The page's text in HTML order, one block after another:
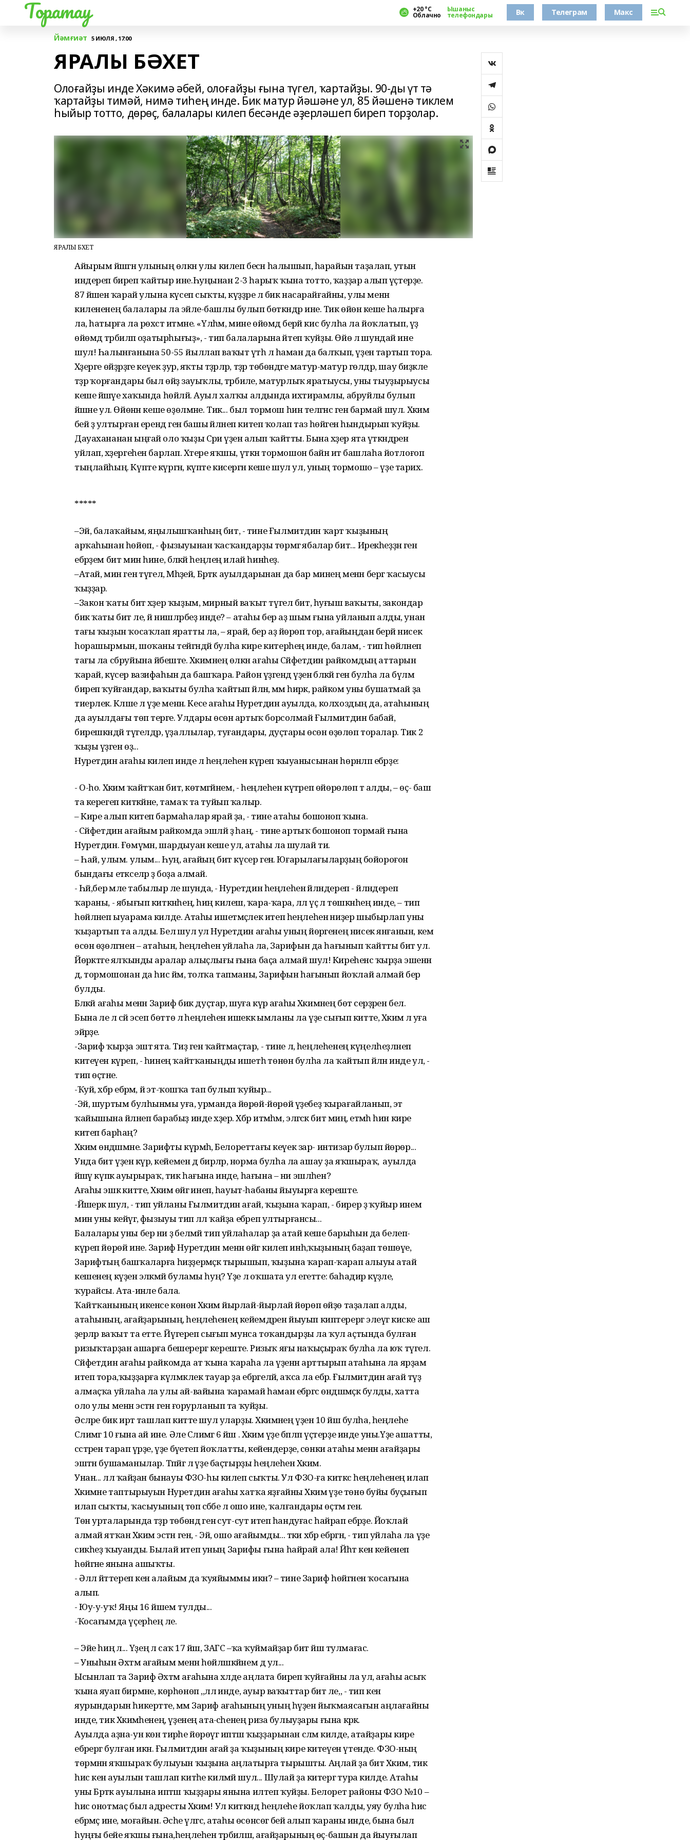
Торатау +20 °С
Облачно
Ышаныс
телефондары Вк Телеграм Макс
Йәмғиәт 5 ИЮЛЯ , 17:00
ЯРАЛЫ БӘХЕТ
Олоғайҙы инде Хәкимә әбей, олоғайҙы ғына түгел, ҡартайҙы. 90-ды үт тә
ҡартайҙы тимәй, нимә тиһең инде. Бик матур йәшәне ул, 85 йәшенә тиклем
һыйыр тотто, дөрөҫ, балалары килеп бесәнде әҙерләшеп биреп торҙолар.
ЯРАЛЫ БӘХЕТ
Айырым йәшәгән улының өлкән улы килеп бесән һалышып, һарайын таҙалап, утын
индереп биреп ҡайтыр ине.Һуңынан 2-3 һарыҡ ҡына тотто, ҡаҙҙар алып үҫтерҙе.
87 йәшенә ҡарай улына күсеп сыҡты, күҙҙәре лә бик насарайғайны, улы менән
килененең балалары ла эйәле-башлы булып бөткәндәр ине. Тик өйөнә кеше һалырға
ла, һатырға ла рөхсәт итмәне. «Үлһәм, мине өйөмдә берәй кис булһа ла йоҡлатып, үҙ
өйөмдә тәрбиәләп оҙатырһығыҙ», - тип балаларына әйтеп ҡуйҙы. Өйө лә шундай ине
шул! Һалынғанына 50-55 йыллап ваҡыт үтһә лә һаман да балҡып, үҙенә тартып тора.
Хәҙерге өйҙәрҙәге кеүек ҙур, яҡты тәҙрәләр, тәҙрә төбөндәге матур-матур гөлдәр, шау биҙәкле
тәҙрә ҡорғандары был өйҙә зауыҡлы, тәрбиәле, матурлыҡ яратыусы, уны тыуҙырыусы
кеше йәшәүе хаҡында һөйләй. Ауыл халҡы алдында ихтирамлы, абруйлы булып
йәшәне ул. Өйөнән кеше өҙөлмәне. Тик... был тормош һин теләгәнсә генә бармай шул. Хәкимә
әбей ҙә ултырған ерендә генә башы әйләнеп китеп ҡолап таз һөйәген һындырып ҡуйҙы.
Дауахананан ыңғай оло ҡыҙы Сәриә үҙенә алып ҡайтты. Бына хәҙер ята үткәндәрен
уйлап, хәҙергеһен барлап. Хәтере яҡшы, үткән тормошон байән итә башлаһа йотлоғоп
тыңлайһың. Күпте күргән, күпте кисергән кеше шул ул, уның тормошо – үҙе тарих.
*****
–Эй, балаҡайым, яңылышҡанһың бит, - тине Ғылмитдин ҡарт ҡыҙының
арҡаһынан һөйөп, - фызыуынан ҡасҡандарҙы төрмәгә ябалар бит... Ирекһеҙҙән генә
ебәрҙем бит мин һине, бәләкәй һеңлең илай һинһеҙ.
–Атай, мин генә түгел, Мәһәҙей, Брәтәк ауылдарынан да бар минең менән бергә ҡасыусы
ҡыҙҙар.
–Закон ҡаты бит хәҙер ҡыҙым, мирный ваҡыт түгел бит, һуғыш ваҡыты, закондар
бик ҡаты бит әле, йә нишләрбеҙ инде? – атаһы бер аҙ шым ғына уйланып алды, унан
тағы ҡыҙын ҡосаҡлап яратты ла, – ярай, бер аҙ йөрөп тор, ағайыңдан берәй нисек
һорашырмын, шоҡаны тейгәндәй булһа кире китерһең инде, балам, - тип һөйләнеп
тағы ла сбруйына йәбеште. Хәкимәнең өлкән ағаһы Сәйфетдин райкомдың аттарын
ҡарай, күсер вазифаһын да башҡара. Район үҙәгендә үҙенә бәләкәй генә булһа ла бүлмә
биреп ҡуйғандар, ваҡыты булһа ҡайтып әйләнә, әммә һирәк, райком уны бушатмай ҙа
тиерлек. Кәләше лә үҙе менән. Кесе ағаһы Нуретдин ауылда, колхоздың да, атаһының
да ауылдағы төп терәге. Улдары өсөн артыҡ борсолмай Ғылмитдин бабай,
бирешкәндәй түгелдәр, үҙаллылар, туғандары, дуҫтары өсөн өҙөлөп торалар. Тик 2
ҡыҙы үҙәген өҙә...
Нуретдин ағаһы килеп инде лә һеңлеһен күреп ҡыуанысынан һөрәнләп ебәрҙе:
- О-һо. Хәкимә ҡайтҡан бит, көтмәгәйнем, - һеңлеһен күтәреп өйөрөлөп тә алды, – өҫ- баш
та керегеп киткәйне, тамаҡ та туйып ҡалыр.
– Кире алып китеп бармаһалар ярай ҙа, - тине атаһы бошоноп ҡына.
- Сәйфетдин ағайым райкомда эшләй ҙә һаң, - тине артыҡ бошоноп тормай ғына
Нуретдин. Ғөмүмән, шардыуан кеше ул, атаһы ла шулай ти.
– Һай, улым. улым... Һуң, ағайың бит күсер генә. Юғарылағыларҙың бойороғон
бындағы етәкселәр ҙә боҙа алмай.
- Һәй,бер әмәле табылыр әле шунда, - Нуретдин һеңлеһен әйләндереп - әйләндереп
ҡараны, - ябығып киткәнһең, һиңә килешә, ҡара-ҡара, әллә үҫә лә төшкәнһең инде, – тип
һөйләнеп ыуарама килде. Атаһы ишетмәҫлек итеп һеңлеһенә ниҙер шыбырлап уны
ҡыҙартып та алды. Белә шул ул Нуретдин ағаһы уның йөрәгенең нисек янғанын, кем
өсөн өҙөлгәнен – атаһын, һеңлеһен уйлаһа ла, Зарифын да һағынып ҡайтты бит ул.
Йөрәктәге ялҡынды аралар алыҫлығы ғына баҫа алмай шул! Киреһенсә ҡырҙа эшенән
дә, тормошонан да һис йәм, толҡа тапманы, Зарифын һағынып йоҡлай алмай бер
булды.
Бәләкәй ағаһы менән Зариф бик дуҫтар, шуға күрә ағаһы Хәкимәнең бөтә серҙәрен белә.
Бына әле лә сәй эсеп бөттө лә һеңлеһенә ишеккә ымланы ла үҙе сығып китте, Хәкимә лә уға
эйәрҙе.
-Зариф ҡырҙа эштә ята. Тиҙ генә ҡайтмаҫтар, - тине лә, һеңлеһенең күңелһеҙләнеп
китеүен күреп, - һинең ҡайтҡаныңды ишетһә төнөн булһа ла ҡайтып әйләнә инде ул, -
тип өҫтәне.
-Ҡуй, хәбәр ебәрмә, йә эт-ҡошҡа тап булып ҡуйыр...
-Эй, шуртым булһынмы уға, урманда йөрөй-йөрөй үҙебеҙ ҡырағайланып, эт
ҡайышына әйләнеп барабыҙ инде хәҙер. Хәбәр итмәһәм, эләгәсәк бит миңә, етмәһә һин кире
китеп барһаң?
Хәкимә өндәшмәне. Зарифты күрмәһә, Белореттағы кеүек зар- интизар булып йөрөр...
Унда бит үҙенә күрә, кейемен дә бирәләр, норма булһа ла ашау ҙа яҡшыраҡ, ә ауылда
йәшәү күпкә ауырыраҡ, тик һағына инде, һағына – ни эшләһен?
Ағаһы эшкә китте, Хәкимә өйгә инеп, һауыт-һабаны йыуырға кереште.
-Йәшерәк шул, - тип уйланы Ғылмитдин ағай, ҡыҙына ҡарап, - бирер ҙә ҡуйыр инем
мин уны кейәүгә, фызыуы тип әллә ҡайҙа ебәреп ултырғансы...
Балалары уны бер ни ҙә белмәй тип уйлаһалар ҙа атай кеше барыһын да белеп-
күреп йөрөй ине. Зариф Нуретдин менән өйгә килеп инһә,ҡыҙының баҙап төшөүе,
Зарифтың башҡаларға һиҙҙермәҫкә тырышып, ҡыҙына ҡарап-ҡарап алыуы атай
кешенең күҙенә эләкмәй буламы һуң? Үҙе лә оҡшата ул егетте: баһадир кәүҙәле,
ҡурайсы. Ата-инәле бала.
Ҡайтҡанының икенсе көнөнә Хәкимә йырлай-йырлай йөрөп өйҙө таҙалап алды,
атаһының, ағайҙарының, һеңлеһенең кейемдәрен йыуып киптерергә элеүгә киске аш
әҙерләр ваҡыт та етте. Йүгереп сығып мунса тоҡандырҙы ла ҡул аҫтында булған
ризыҡтарҙан ашарға бешерергә кереште. Ризыҡ яғы наҡыҫыраҡ булһа ла юҡ түгел.
Сәйфетдин ағаһы райкомда ат ҡына ҡараһа ла үҙенән арттырып атаһына ла ярҙам
итеп тора,ҡыҙҙарға күлмәклек тауар ҙа ебәргеләй, аҡса ла ебәрә. Ғылмитдин ағай тәүҙә
алмаҫҡа уйлаһа ла улы ай-вайына ҡарамай һаман ебәргәс өндәшмәҫкә булды, хатта
оло улы менән эстән генә ғорурланып та ҡуйҙы.
Әсәләре бик иртә ташлап китте шул уларҙы. Хәкимәнең үҙенә 10 йәш булһа, һеңлеһе
Сәлимәгә 10 ғына ай ине. Әле Сәлимәгә 6 йәш . Хәкимә үҙе бәпләп үҫтерҙе инде уны.Үҙе ашатты,
сәстәрен тарап үрҙе, үҙе бәүетеп йоҡлатты, кейендерҙе, сөнки атаһы менән ағайҙары
эштән бушаманылар. Тәпәйгә лә үҙе баҫтырҙы һеңлеһен Хәкимә.
Унан... әллә ҡайҙан бынауы ФЗО-һы килеп сыҡты. Ул ФЗО-ға киткәс һеңлеһенең илап
Хәкимәне таптырыуын Нуретдин ағаһы хатҡа яҙғайны Хәкимә үҙе төнө буйы буҫығып
илап сыҡты, ҡасыуының төп сәбәбе лә ошо ине, ҡалғандары өҫтәмә генә.
Төн урталарында тәҙрә төбөндә генә сут-сут итеп һандуғас һайрап ебәрҙе. Йоҡлай
алмай ятҡан Хәкимә эстән генә, - Эй, ошо ағайымды... тәки хәбәр ебәргән, - тип уйлаһа ла үҙе
сикһеҙ ҡыуанды. Былай итеп уның Зарифы ғына һайрай ала! Йәһәт кенә кейенеп
һөйгәне янына ашыҡты.
- Әллә әйттереп кенә алайым да ҡуяйыммы икән? – тине Зариф һөйгәнен ҡосағына
алып.
- Юу-у-уҡ! Яңы 16 йәшем тулды...
-Ҡосағымда үҫерһең әле.
– Эйе һиңә лә... Үҙеңә лә саҡ 17 йәш, ЗАГС –ҡа ҡуймайҙар бит йәш тулмағас.
– Уныһын Әхтәм ағайым менән һөйләшкәйнем дә ул...
Ысынлап та Зариф Әхтәм ағаһына хәлде аңлата биреп ҡуйғайны ла ул, ағаһы асыҡ
ҡына яуап бирмәне, көрһөнөп ,,әллә инде, ауыр ваҡыттар бит әле,, - тип кенә
яурындарын һикертте, әммә Зариф ағаһының уның һүҙен йыҡмаясағын аңлағайны
инде, тик Хәкимәһенең, үҙенең ата-әсәһенең риза булыуҙары ғына кәрәк.
Ауылда аҙна-ун көн тирәһе йөрөүгә иптәш ҡыҙҙарынан сәләм килде, атайҙары кире
ебәрергә булған икән. Ғылмитдин ағай ҙа ҡыҙының кире китеүен үтенде. ФЗО-ның
төрмәнән яҡшыраҡ булыуын ҡыҙына аңлатырға тырышты. Аңлай ҙа бит Хәкимә, тик
һис кенә ауылын ташлап китәһе килмәй шул... Шулай ҙа китергә тура килде. Атаһы
уны Брәтәк ауылына иптәш ҡыҙҙары янына илтеп ҡуйҙы. Белорет районы ФЗО №10 –
һис онотмаҫ был адресты Хәкимә! Ул киткәндә һеңлеһе йоҡлап ҡалды, уяу булһа һис
ебәрмәҫ ине, моғайын. Әсәһе үлгәс, атаһы өсөнсөгә әбей алып ҡараны инде, бына был
һуңғы әбейе яҡшы ғына,һеңлеһен тәрбиәләшә, ағайҙарының өҫ-башын да йыуғылап